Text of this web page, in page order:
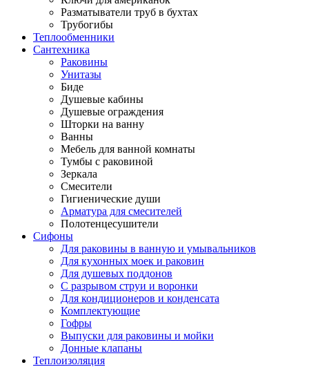
Разматыватели труб в бухтах
Трубогибы
Теплообменники
Сантехника
Раковины
Унитазы
Биде
Душевые кабины
Душевые ограждения
Шторки на ванну
Ванны
Мебель для ванной комнаты
Тумбы с раковиной
Зеркала
Смесители
Гигиенические души
Арматура для смесителей
Полотенцесушители
Сифоны
Для раковины в ванную и умывальников
Для кухонных моек и раковин
Для душевых поддонов
С разрывом струи и воронки
Для кондиционеров и конденсата
Комплектующие
Гофры
Выпуски для раковины и мойки
Донные клапаны
Теплоизоляция